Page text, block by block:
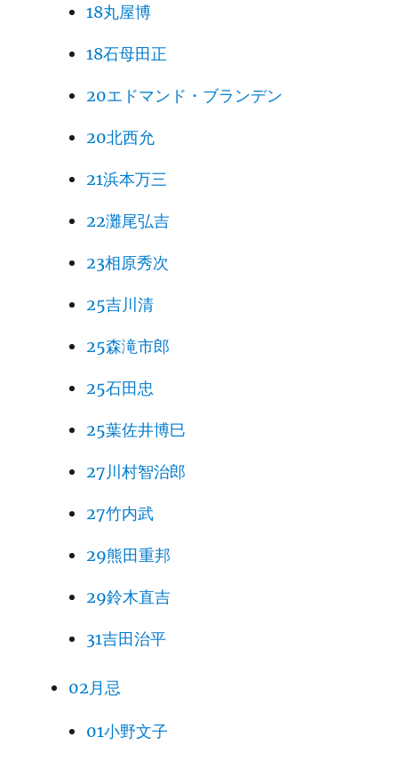
18丸屋博
18石母田正
20エドマンド・ブランデン
20北西允
21浜本万三
22灘尾弘吉
23相原秀次
25吉川清
25森滝市郎
25石田忠
25葉佐井博巳
27川村智治郎
27竹内武
29熊田重邦
29鈴木直吉
31吉田治平
02月忌
01小野文子